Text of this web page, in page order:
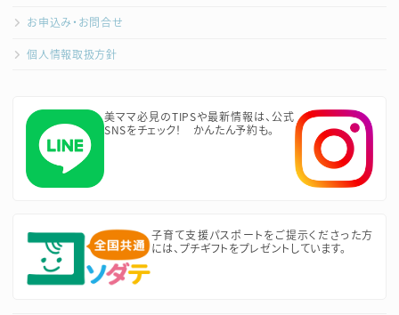
お申込み・お問合せ
個人情報取扱方針
美ママ必見のTIPSや最新情報は、公式
SNSをチェック！ かんたん予約も。
子育て支援パスポートをご提示くださった方
には、プチギフトをプレゼントしています。